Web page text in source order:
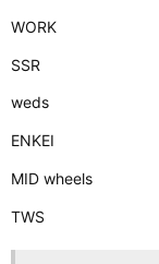
WORK
SSR
weds
ENKEI
MID wheels
TWS